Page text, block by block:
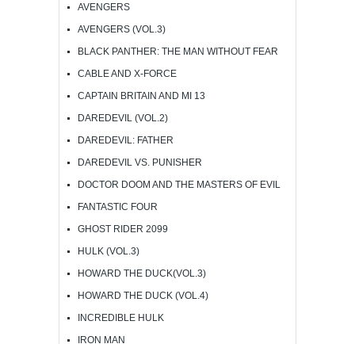
AVENGERS
AVENGERS (VOL.3)
BLACK PANTHER: THE MAN WITHOUT FEAR
CABLE AND X-FORCE
CAPTAIN BRITAIN AND MI 13
DAREDEVIL (VOL.2)
DAREDEVIL: FATHER
DAREDEVIL VS. PUNISHER
DOCTOR DOOM AND THE MASTERS OF EVIL
FANTASTIC FOUR
GHOST RIDER 2099
HULK (VOL.3)
HOWARD THE DUCK(VOL.3)
HOWARD THE DUCK (VOL.4)
INCREDIBLE HULK
IRON MAN